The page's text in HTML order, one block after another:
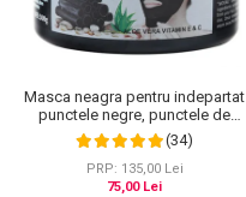
Masca neagra pentru indepartat
punctele negre, punctele de
grasime, efect anti-rid, Wokali cu
carbune activ, 300 g
(34)
PRP: 135,00 Lei
75,00 Lei